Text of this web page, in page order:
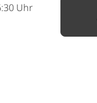
Uhr